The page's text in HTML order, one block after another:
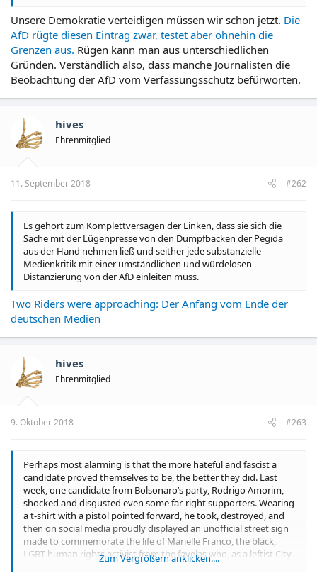
Unsere Demokratie verteidigen müssen wir schon jetzt. Die
AfD rügte diesen Eintrag zwar, testet aber ohnehin die
Grenzen aus. Rügen kann man aus unterschiedlichen
Gründen. Verständlich also, dass manche Journalisten die
Beobachtung der AfD vom Verfassungsschutz befürworten.
hives
Ehrenmitglied
11. September 2018 #262
Es gehört zum Komplettversagen der Linken, dass sie sich die
Sache mit der Lügenpresse von den Dumpfbacken der Pegida
aus der Hand nehmen ließ und seither jede substanzielle
Medienkritik mit einer umständlichen und würdelosen
Distanzierung von der AfD einleiten muss.
Two Riders were approaching: Der Anfang vom Ende der
deutschen Medien
hives
Ehrenmitglied
9. Oktober 2018 #263
Perhaps most alarming is that the more hateful and fascist a
candidate proved themselves to be, the better they did. Last
week, one candidate from Bolsonaro’s party, Rodrigo Amorim,
shocked and disgusted even some far-right supporters. Wearing
a t-shirt with a pistol pointed forward, he took, destroyed, and
then on social media proudly displayed an unofficial street sign
made to commemorate the life of Marielle Franco, the black,
LGBT human rights activist from the favelas who, as a leftist City
Councilwoman, was assassinated in March, with her police-
Zum Vergrößern anklicken....